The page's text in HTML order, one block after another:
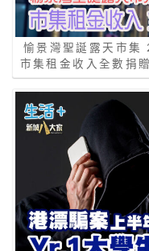
愉景灣聖誕露天市
市集租金收入全數捐